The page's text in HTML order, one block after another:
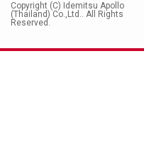
Copyright (C) Idemitsu Apollo
(Thailand) Co.,Ltd.. All Rights
Reserved.